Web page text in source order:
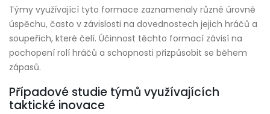
Týmy využívající tyto formace zaznamenaly různé úrovně
úspěchu, často v závislosti na dovednostech jejich hráčů a
soupeřích, které čelí. Účinnost těchto formací závisí na
pochopení rolí hráčů a schopnosti přizpůsobit se během
zápasů.
Případové studie týmů využívajících
taktické inovace